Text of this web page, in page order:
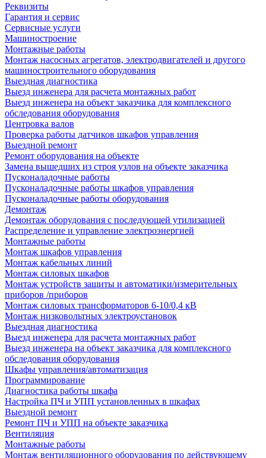
Реквизиты
Гарантия и сервис
Сервисные услуги
Машиностроение
Монтажные работы
Монтаж насосных агрегатов, электродвигателей и другого
машиностроительного оборудования
Выездная диагностика
Выезд инженера для расчета монтажных работ
Выезд инженера на объект заказчика для комплексного
обследования оборудования
Центровка валов
Проверка работы датчиков шкафов управления
Выездной ремонт
Ремонт оборудования на объекте
Замена вышедших из строя узлов на объекте заказчика
Пусконаладочные работы
Пусконаладочные работы шкафов управления
Пусконаладочные работы оборудования
Демонтаж
Демонтаж оборудования с последующей утилизацией
Распределение и управление электроэнергией
Монтажные работы
Монтаж шкафов управления
Монтаж кабельных линий
Монтаж силовых шкафов
Монтаж устройств защиты и автоматики/измерительных
приборов /приборов
Монтаж силовых трансформаторов 6-10/0,4 кВ
Монтаж низковольтных электроустановок
Выездная диагностика
Выезд инженера для расчета монтажных работ
Выезд инженера на объект заказчика для комплексного
обследования оборудования
Шкафы управления/автоматизация
Программирование
Диагностика работы шкафа
Настройка ПЧ и УПП установленных в шкафах
Выездной ремонт
Ремонт ПЧ и УПП на объекте заказчика
Вентиляция
Монтажные работы
Монтаж вентиляционного оборудования по действующему